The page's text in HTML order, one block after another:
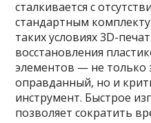
сталкивается с
стандартным
таких условиях 3D-
восстановления
элементов — не только
оправданный, но и
инструмент. Быстрое
позволяет сократить